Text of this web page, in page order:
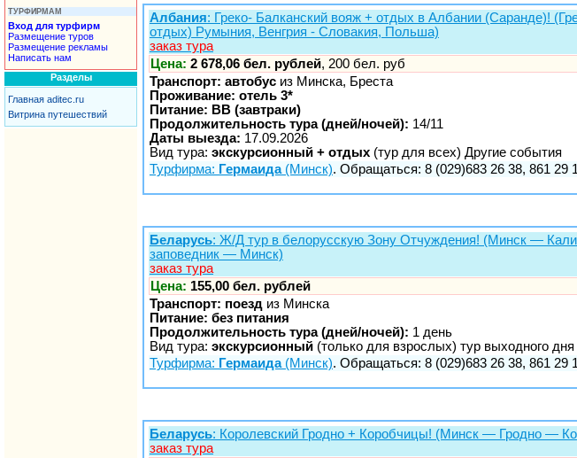
ТУРФИРМАМ
Вход для турфирм
Размещение туров
Размещение рекламы
Написать нам
Разделы
Главная aditec.ru
Витрина путешествий
Албания: Греко- Балканский вояж + отдых в Албании (Саранде)!
отдых) Румыния, Венгрия - Словакия, Польша)
заказ тура
Цена: 2 678,06 бел. рублей, 200 бел. руб
Транспорт: автобус из Минска, Бреста
Проживание: отель 3*
Питание: BB (завтраки)
Продолжительность тура (дней/ночей): 14/11
Даты выезда: 17.09.2026
Вид тура: экскурсионный + отдых (тур для всех) Другие события
Турфирма: Гермаида(Минск). Обращаться: 8 (029)683 26 38, 861 29
Беларусь: Ж/Д тур в белорусскую Зону Отчуждения! (Минск —
заповедник — Минск)
заказ тура
Цена: 155,00 бел. рублей
Транспорт: поезд из Минска
Питание: без питания
Продолжительность тура (дней/ночей): 1 день
Вид тура: экскурсионный (только для взрослых) тур выходного дня
Турфирма: Гермаида(Минск). Обращаться: 8 (029)683 26 38, 861 29
Беларусь: Королевский Гродно + Коробчицы! (Минск — Гродно —
заказ тура